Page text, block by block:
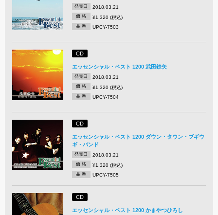
発売日 2018.03.21
価 格 ¥1,320 (税込)
品 番 UPCY-7503
CD
エッセンシャル・ベスト 1200 武田鉄矢
発売日 2018.03.21
価 格 ¥1,320 (税込)
品 番 UPCY-7504
CD
エッセンシャル・ベスト 1200 ダウン・タウン・ブギウ
ギ・バンド
発売日 2018.03.21
価 格 ¥1,320 (税込)
品 番 UPCY-7505
CD
エッセンシャル・ベスト 1200 かまやつひろし